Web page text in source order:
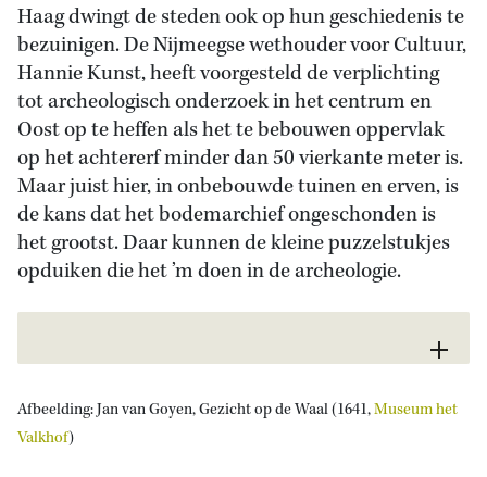
Haag dwingt de steden ook op hun geschiedenis te
bezuinigen. De Nijmeegse wethouder voor Cultuur,
Hannie Kunst, heeft voorgesteld de verplichting
tot archeologisch onderzoek in het centrum en
Oost op te heffen als het te bebouwen oppervlak
op het achtererf minder dan 50 vierkante meter is.
Maar juist hier, in onbebouwde tuinen en erven, is
de kans dat het bodemarchief ongeschonden is
het grootst. Daar kunnen de kleine puzzelstukjes
opduiken die het ’m doen in de archeologie.
Afbeelding: Jan van Goyen, Gezicht op de Waal (1641,Museum het
Valkhof)